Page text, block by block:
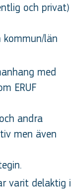
och privat)
kommun/län
med
ERUF
andra
men även
varit delaktig i